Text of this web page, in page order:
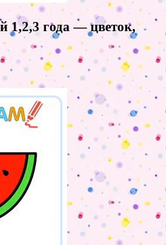
1,2,3 года — цветок,